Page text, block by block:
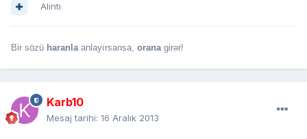
Alıntı
Bir sözü haranla anlayırsansa, orana girər!
Karb10
Mesaj tarihi: 16 Aralık 2013